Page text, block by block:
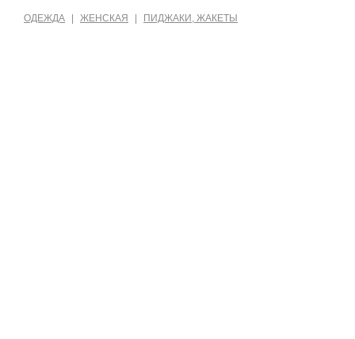
ОДЕЖДА ЖЕНСКАЯ ПИДЖАКИ, ЖАКЕТЫ